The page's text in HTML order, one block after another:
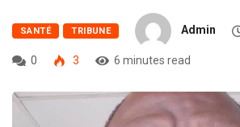
SANTÉ TRIBUNE Admin
0 3 6 minutes read